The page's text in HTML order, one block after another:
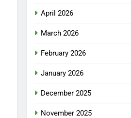
April 2026
March 2026
February 2026
January 2026
December 2025
November 2025